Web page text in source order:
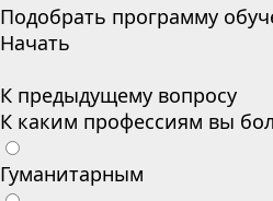
Подобрать программу
Начать
К предыдущему вопросу
К каким профессиям вы
Гуманитарным